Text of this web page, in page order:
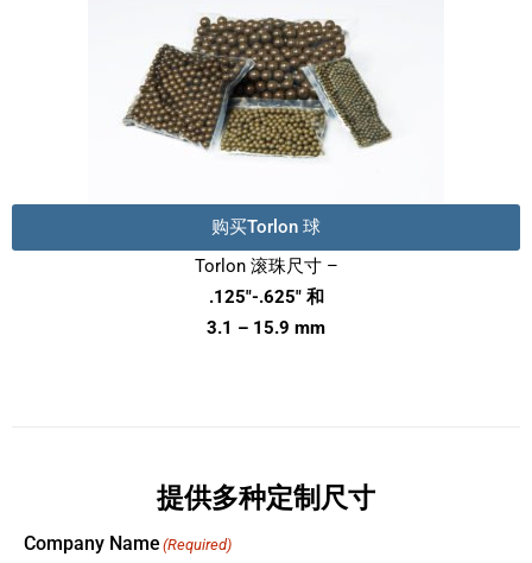
购买Torlon 球
Torlon 滚珠尺寸 –
.125″-.625″ 和
3.1 – 15.9 mm
提供多种定制尺寸
Company Name (Required)